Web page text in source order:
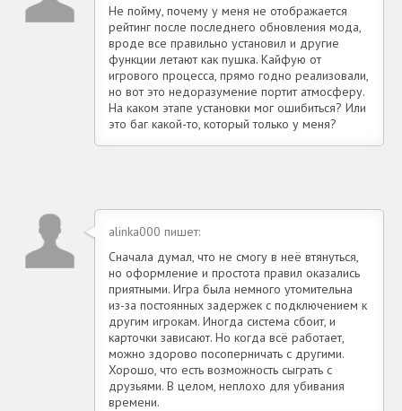
Не пойму, почему у меня не отображается
рейтинг после последнего обновления мода,
вроде все правильно установил и другие
функции летают как пушка. Кайфую от
игрового процесса, прямо годно реализовали,
но вот это недоразумение портит атмосферу.
На каком этапе установки мог ошибиться? Или
это баг какой-то, который только у меня?
alinka000 пишет:
Сначала думал, что не смогу в неё втянуться,
но оформление и простота правил оказались
приятными. Игра была немного утомительна
из-за постоянных задержек с подключением к
другим игрокам. Иногда система сбоит, и
карточки зависают. Но когда всё работает,
можно здорово посоперничать с другими.
Хорошо, что есть возможность сыграть с
друзьями. В целом, неплохо для убивания
времени.